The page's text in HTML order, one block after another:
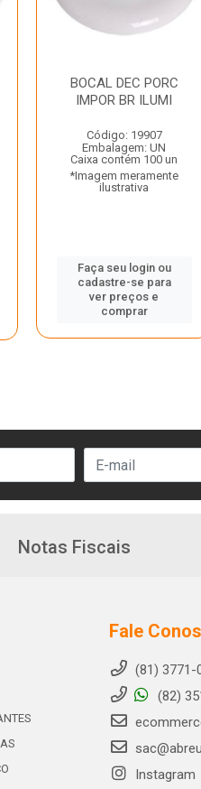
BOCAL DEC PORC
IMPOR BR ILUMI
Código: 19907
Embalagem: UN
Caixa contém 100 un
*Imagem meramente
ilustrativa
Faça seu login ou
cadastre-se para
ver preços e
comprar
Notas Fiscais
Fale
(81) 3771-
(82)
Instagram